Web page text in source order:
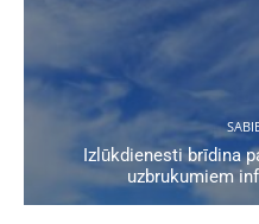
Izlūkdienesti brīdina
uzbrukumiem